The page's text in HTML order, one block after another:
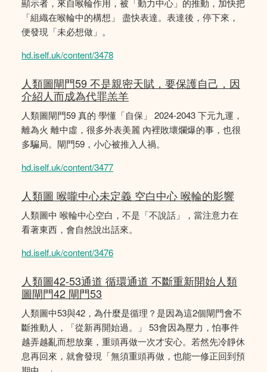
顯示者，來自喉輪作用，被「動力中心」的推動，加快把
「組織在喉輪中的構想」 盡快表達。表達後，停下來，
便發現「未必想做」。
hd.iself.uk/content/3478
人類圖閘門59 不是親密天賦，要保護自己，因
介紹人而成為代罪羔羊
人類圖閘門59 真的 學懂「自保」 2024-2043 下元九運，
離為火 離中虛，很多外表美麗 內裡敗壞爛爆的事，也很
多騙局。閘門59，小心被推入人禍。
hd.iself.uk/content/3477
人類圖 喉嚨中心未定義 空白中心 喉輪的影響
人類圖中 喉輪中心空白，不是「不說話」，當注意力在
看著東西，會自然說出話來。
hd.iself.uk/content/3476
人類圖42-53通道 循環通道 不斷重新開始人類
圖閘門42 閘門53
人類圖中53與42，為什麼是循理？是因為這2個閘門會不
斷推動人，「從新再開始過。」 53會因為壓力，怕事件
越弄越亂而想放棄，重頭再做一次才安心。若然先冷靜休
息再回來，就會發現「無須重頭再做，也能一修正回到預